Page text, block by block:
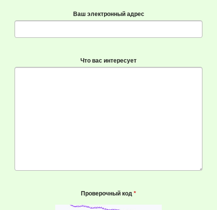
Ваш электронный адрес
Что вас интересует
Проверочный код *